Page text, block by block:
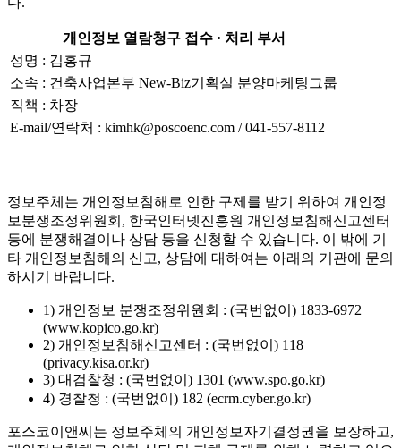
개인정보 열람청구 접수 · 처리 부서
성명 : 김홍규
소속 : 건축사업본부 New-Biz기획실 분양마케팅그룹
직책 : 차장
E-mail/연락처 : kimhk@poscoenc.com / 041-557-8112
정보주체는 개인정보침해로 인한 구제를 받기 위하여 개인정
보분쟁조정위원회, 한국인터넷진흥원 개인정보침해신고센터
등에 분쟁해결이나 상담 등을 신청할 수 있습니다. 이 밖에 기
타 개인정보침해의 신고, 상담에 대하여는 아래의 기관에 문의
하시기 바랍니다.
1) 개인정보 분쟁조정위원회 : (국번없이) 1833-6972
(www.kopico.go.kr)
2) 개인정보침해신고센터 : (국번없이) 118
(privacy.kisa.or.kr)
3) 대검찰청 : (국번없이) 1301 (www.spo.go.kr)
4) 경찰청 : (국번없이) 182 (ecrm.cyber.go.kr)
포스코이앤씨는 정보주체의 개인정보자기결정권을 보장하고,